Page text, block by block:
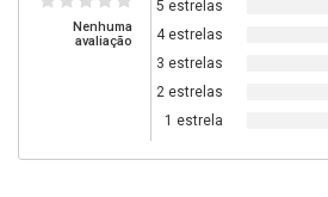
Nenhuma
avaliação
5 estrelas
4 estrelas
3 estrelas
2 estrelas
1 estrela